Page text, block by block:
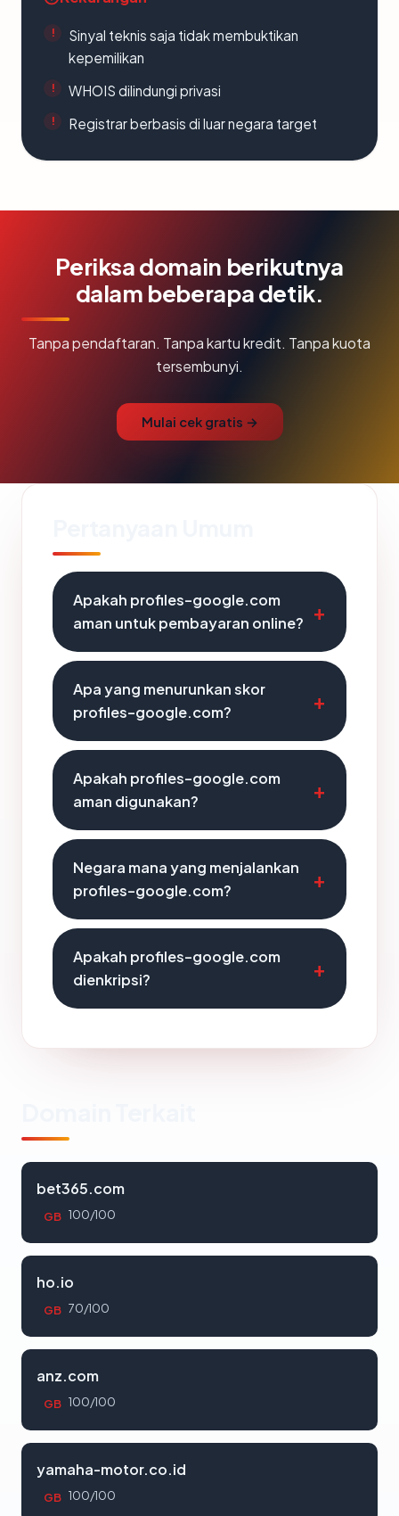
Sinyal teknis saja tidak membuktikan
kepemilikan
WHOIS dilindungi privasi
Registrar berbasis di luar negara target
Periksa domain berikutnya
dalam beberapa detik.
Tanpa pendaftaran. Tanpa kartu kredit. Tanpa kuota
tersembunyi.
Mulai cek gratis →
Apakah profiles-google.com
aman untuk pembayaran online?
Apa yang menurunkan skor
profiles-google.com?
Apakah profiles-google.com
aman digunakan?
Negara mana yang menjalankan
profiles-google.com?
Apakah profiles-google.com
dienkripsi?
bet365.com
GB 100/100
ho.io
GB 70/100
anz.com
GB 100/100
yamaha-motor.co.id
GB 100/100